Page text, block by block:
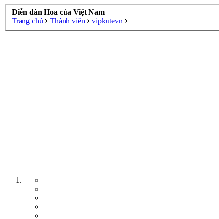
Diễn đàn Hoa của Việt Nam
Trang chủ
Thành viên vipkutevn